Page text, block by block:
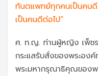
ทันตแพทย์ทุกคนเป็นคน
เป็นคนดีต่อไป”
ศ. ท.ญ. ท่านผู้หญิง เพ็ชร
กระแสรับสั่งของพระอง
พระมหากรุณาธิคุณของพ